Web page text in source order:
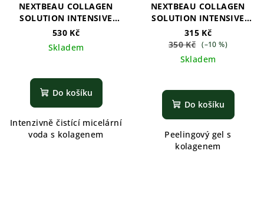
NEXTBEAU COLLAGEN
SOLUTION INTENSIVE
CLEANSING WATER
530 Kč
Skladem
Do košíku
Intenzivně čistící micelární
voda s kolagenem
NEXTBEAU COLLAGEN
SOLUTION INTENSIVE
PEELING GEL
315 Kč
350 Kč (–10 %)
Skladem
Do košíku
Peelingový gel s
kolagenem